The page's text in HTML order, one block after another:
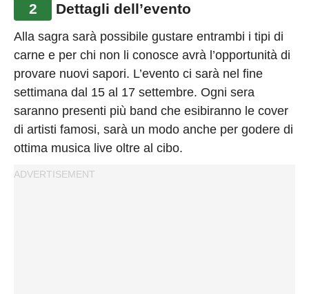
2 Dettagli dell’evento
Alla sagra sarà possibile gustare entrambi i tipi di
carne e per chi non li conosce avrà l’opportunità di
provare nuovi sapori. L’evento ci sarà nel fine
settimana dal 15 al 17 settembre. Ogni sera
saranno presenti più band che esibiranno le cover
di artisti famosi, sarà un modo anche per godere di
ottima musica live oltre al cibo.